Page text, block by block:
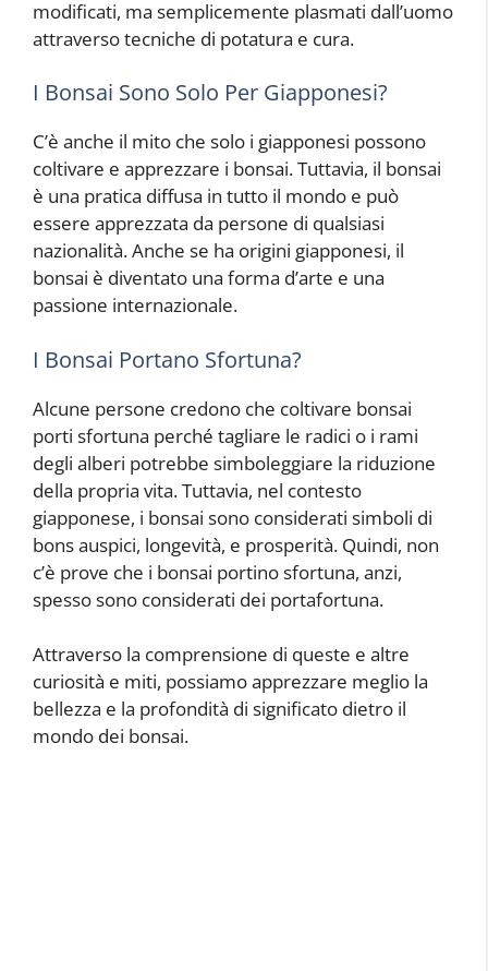
modificati, ma semplicemente plasmati dall’uomo
attraverso tecniche di potatura e cura.
I Bonsai Sono Solo Per Giapponesi?
C’è anche il mito che solo i giapponesi possono
coltivare e apprezzare i bonsai. Tuttavia, il bonsai
è una pratica diffusa in tutto il mondo e può
essere apprezzata da persone di qualsiasi
nazionalità. Anche se ha origini giapponesi, il
bonsai è diventato una forma d’arte e una
passione internazionale.
I Bonsai Portano Sfortuna?
Alcune persone credono che coltivare bonsai
porti sfortuna perché tagliare le radici o i rami
degli alberi potrebbe simboleggiare la riduzione
della propria vita. Tuttavia, nel contesto
giapponese, i bonsai sono considerati simboli di
bons auspici, longevità, e prosperità. Quindi, non
c’è prove che i bonsai portino sfortuna, anzi,
spesso sono considerati dei portafortuna.
Attraverso la comprensione di queste e altre
curiosità e miti, possiamo apprezzare meglio la
bellezza e la profondità di significato dietro il
mondo dei bonsai.